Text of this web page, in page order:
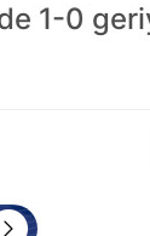
1-0